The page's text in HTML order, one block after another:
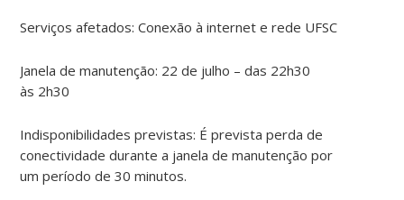
Serviços afetados: Conexão à internet e rede UFSC
Janela de manutenção: 22 de julho – das 22h30
às 2h30
Indisponibilidades previstas: É prevista perda de
conectividade durante a janela de manutenção por
um período de 30 minutos.